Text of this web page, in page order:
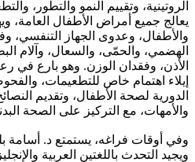
الروتينية، وتقييم النمو والتطور،
يعالج جميع أمراض الأطفال العامة،
والأطفال، وعدوى الجهاز التنفسي،
الهضمي، والحمّى، والسعال، وآلام
الأذن، وفقدان الوزن. وهو بارع في
إيلاء اهتمام خاص للتطعيمات،
الدورية لصحة الأطفال، وتقديم
والأمهات، مع التركيز على الصحة
وفي أوقات فراغه، يستمتع د. أسامة
ويجيد التحدث باللغتين العربية